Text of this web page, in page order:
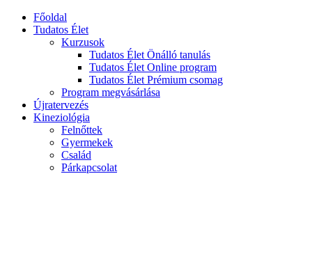
Főoldal
Tudatos Élet
Kurzusok
Tudatos Élet Önálló tanulás
Tudatos Élet Online program
Tudatos Élet Prémium csomag
Program megvásárlása
Újratervezés
Kineziológia
Felnőttek
Gyermekek
Család
Párkapcsolat